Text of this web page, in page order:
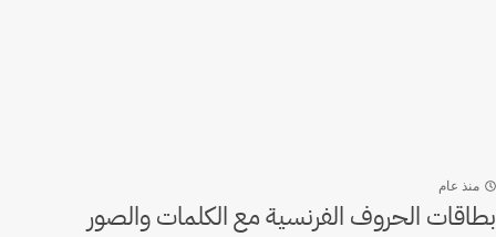
منذ عام
بطاقات الحروف الفرنسية مع الكلمات والصور